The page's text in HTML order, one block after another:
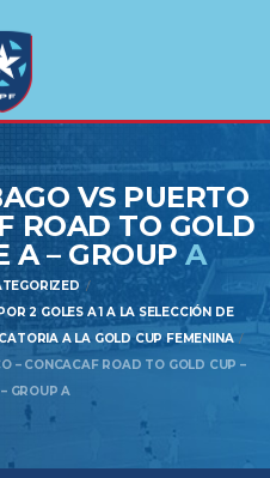
VS PUERTO
ROAD TO GOLD
A – GROUPA
2 GOLES A 1 A LA SELECCIÓN DE
A LA GOLD CUP FEMENINA
– CONCACAF ROAD TO GOLD CUP –
GROUP A